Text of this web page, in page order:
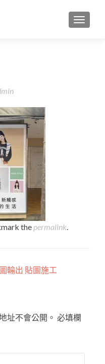
the permalink.
輸出 貼圖施工
址不會公開。 必填欄